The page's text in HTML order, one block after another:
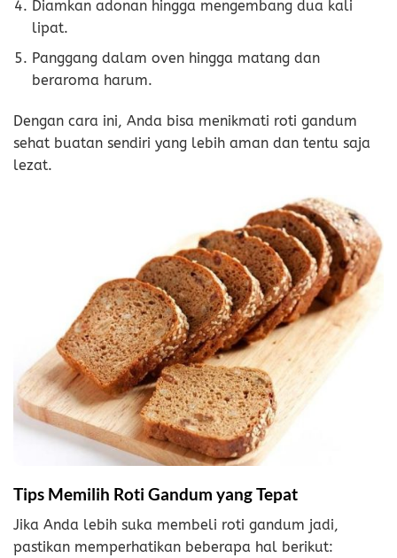
Diamkan adonan hingga mengembang dua kali
lipat.
Panggang dalam oven hingga matang dan
beraroma harum.
Dengan cara ini, Anda bisa menikmati roti gandum
sehat buatan sendiri yang lebih aman dan tentu saja
lezat.
Tips Memilih Roti Gandum yang Tepat
Jika Anda lebih suka membeli roti gandum jadi,
pastikan memperhatikan beberapa hal berikut: